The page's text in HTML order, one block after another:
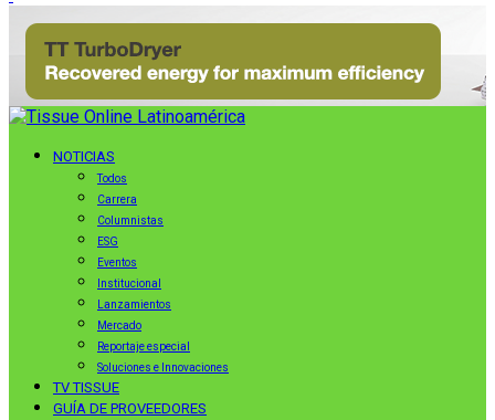
NOTICIAS
Todos
Carrera
Columnistas
ESG
Eventos
Institucional
Lanzamientos
Mercado
Reportaje especial
Soluciones e Innovaciones
TV TISSUE
GUÍA DE PROVEEDORES